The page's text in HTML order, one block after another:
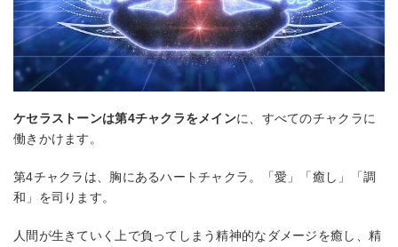
ケセラストーンは第4チャクラをメインに、すべてのチャクラに
働きかけます。
第4チャクラは、胸にあるハートチャクラ。「愛」「癒し」「調
和」を司ります。
人間が生きていく上で負ってしまう精神的なダメージを癒し、精